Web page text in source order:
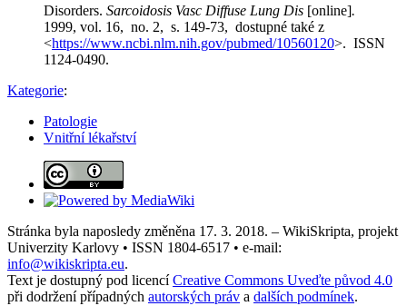
Disorders. Sarcoidosis Vasc Diffuse Lung Dis [online].
1999, vol. 16, no. 2, s. 149-73, dostupné také z
<https://www.ncbi.nlm.nih.gov/pubmed/10560120>. ISSN
1124-0490.
Kategorie:
Patologie
Vnitřní lékařství
Stránka byla naposledy změněna 17. 3. 2018. – WikiSkripta, projekt
Univerzity Karlovy • ISSN 1804-6517 • e-mail:
info@wikiskripta.eu.
Text je dostupný pod licencí Creative Commons Uveďte původ 4.0
při dodržení případných autorských práv a dalších podmínek.